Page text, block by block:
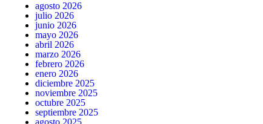
agosto 2026
julio 2026
junio 2026
mayo 2026
abril 2026
marzo 2026
febrero 2026
enero 2026
diciembre 2025
noviembre 2025
octubre 2025
septiembre 2025